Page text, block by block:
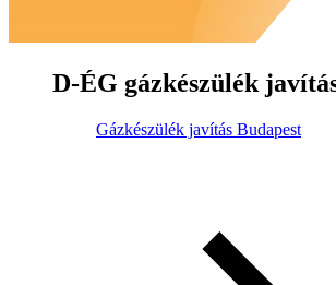
D-ÉG gázkészülék
Gázkészülék javítás Budapest